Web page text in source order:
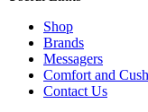
Shop
Brands
Messagers
Comfort and
Contact Us